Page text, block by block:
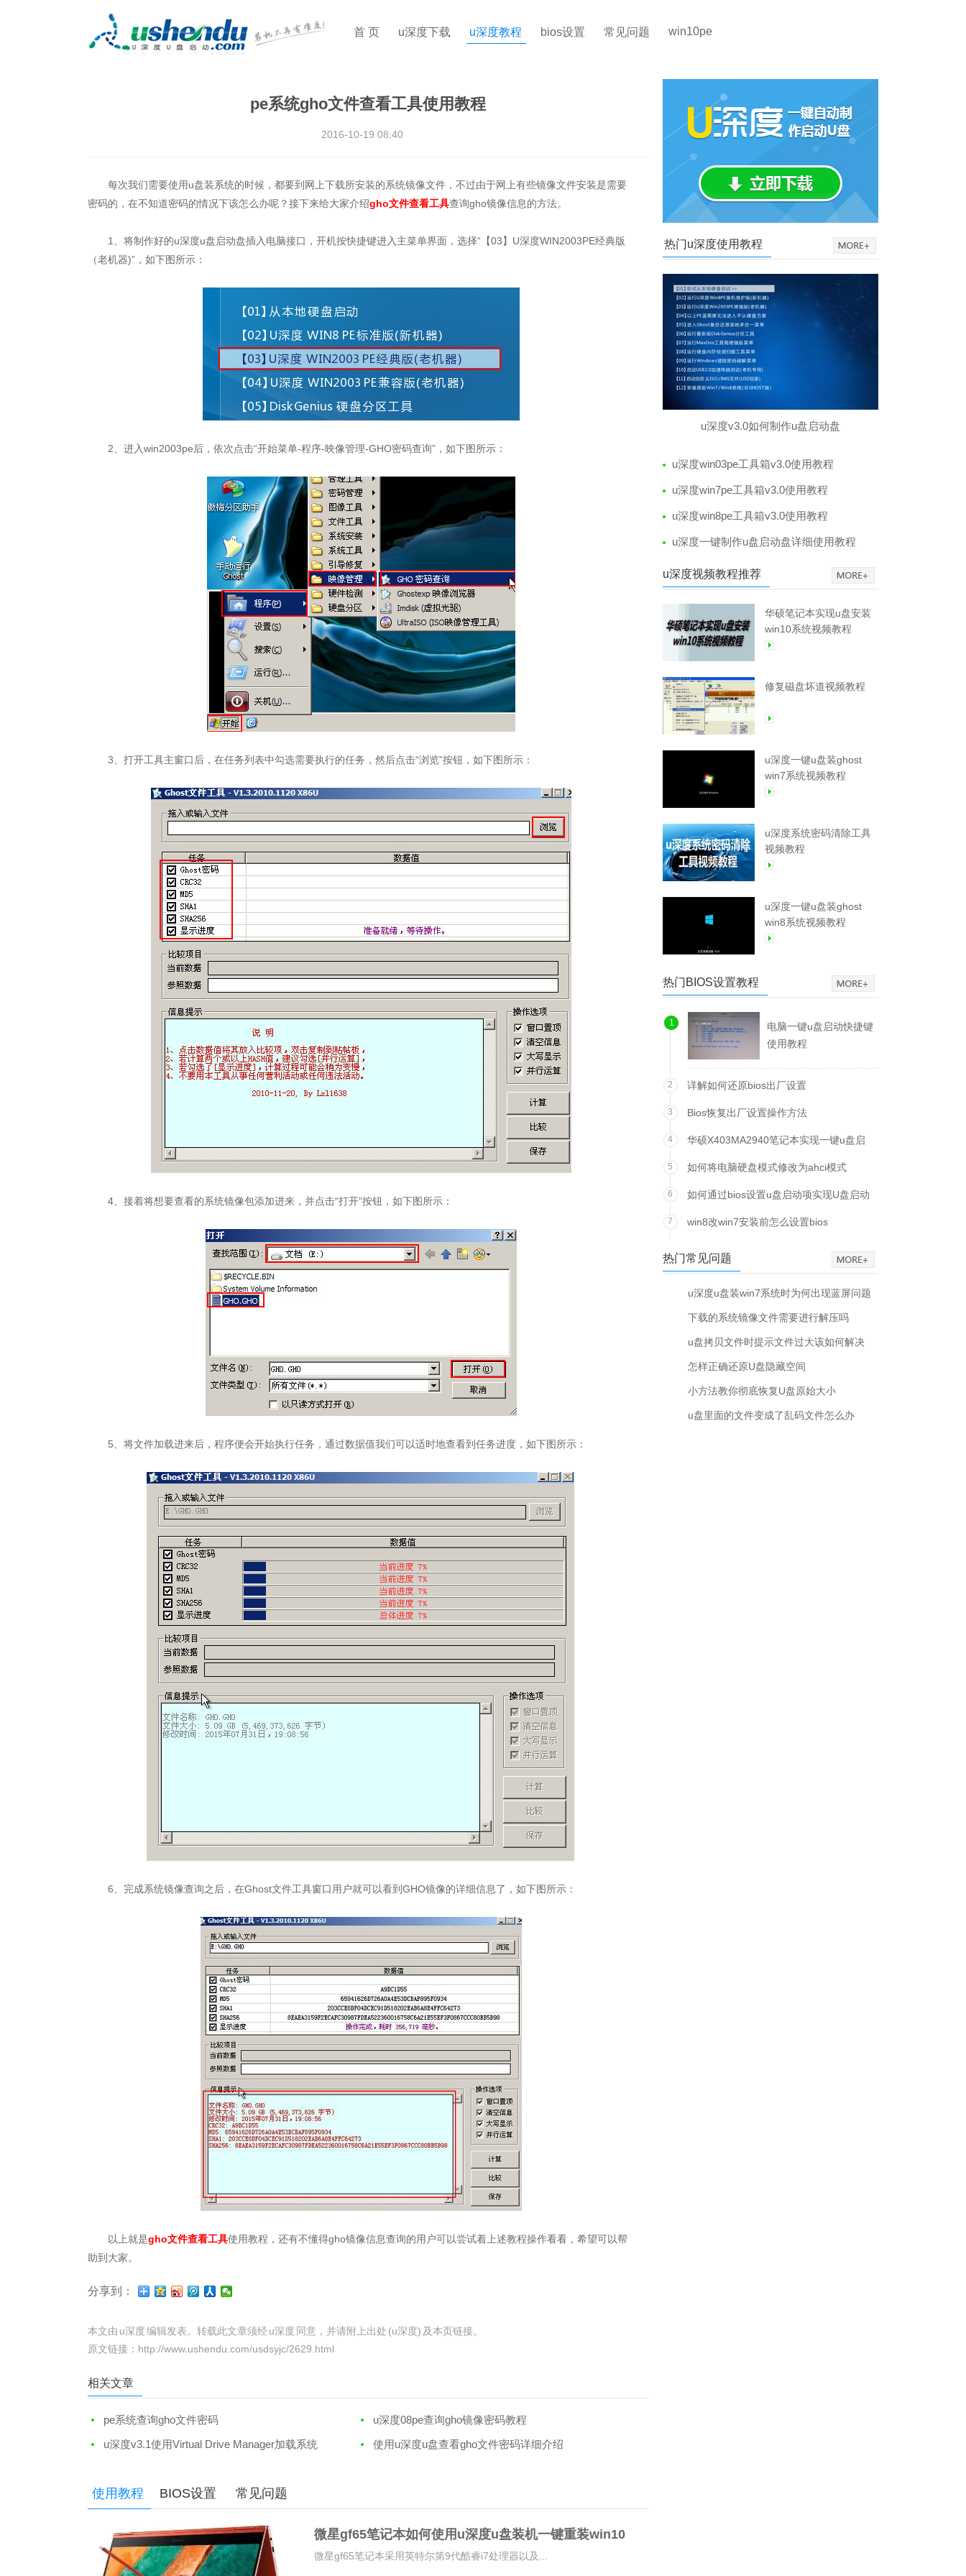
首 页 u深度下载 u深度教程 bios设置 常见问题 win10pe
pe系统gho文件查看工具使用教程
2016-10-19 08:40
每次我们需要使用u盘装系统的时候，都要到网上下载所安装的系统镜像文件，不过由于网上有些镜像文件安装是需要
密码的，在不知道密码的情况下该怎么办呢？接下来给大家介绍gho文件查看工具查询gho镜像信息的方法。
1、将制作好的u深度u盘启动盘插入电脑接口，开机按快捷键进入主菜单界面，选择“【03】U深度WIN2003PE经典版
（老机器)”，如下图所示：
2、进入win2003pe后，依次点击“开始菜单-程序-映像管理-GHO密码查询”，如下图所示：
3、打开工具主窗口后，在任务列表中勾选需要执行的任务，然后点击“浏览”按钮，如下图所示：
4、接着将想要查看的系统镜像包添加进来，并点击“打开”按钮，如下图所示：
5、将文件加载进来后，程序便会开始执行任务，通过数据值我们可以适时地查看到任务进度，如下图所示：
6、完成系统镜像查询之后，在Ghost文件工具窗口用户就可以看到GHO镜像的详细信息了，如下图所示：
以上就是gho文件查看工具使用教程，还有不懂得gho镜像信息查询的用户可以尝试着上述教程操作看看，希望可以帮
助到大家。
分享到：
本文由 u深度编辑发表。转载此文章须经u深度 同意，并请附上出处 (u深度) 及本页链接。
原文链接： http://www.ushendu.com/usdsyjc/2629.html
相关文章
pe系统查询gho文件密码
u深度08pe查询gho镜像密码教程
u深度v3.1使用Virtual Drive Manager加载系统
使用u深度u盘查看gho文件密码详细介绍
使用教程 BIOS设置 常见问题
微星gf65笔记本如何使用u深度u盘装机一键重装win10
系统
微星gf65笔记本采用英特尔第9代酷睿i7处理器以及...
热门u深度使用教程
u深度v3.0如何制作u盘启动盘
u深度win03pe工具箱v3.0使用教程
u深度win7pe工具箱v3.0使用教程
u深度win8pe工具箱v3.0使用教程
u深度一键制作u盘启动盘详细使用教程
u深度视频教程推荐
华硕笔记本实现u盘安装
win10系统视频教程
修复磁盘坏道视频教程
u深度一键u盘装ghost
win7系统视频教程
u深度系统密码清除工具
视频教程
u深度一键u盘装ghost
win8系统视频教程
热门BIOS设置教程
1
电脑一键u盘启动快捷键
使用教程
2 详解如何还原bios出厂设置
3 Bios恢复出厂设置操作方法
4
华硕X403MA2940笔记本实现一键u盘启
动方法
5 如何将电脑硬盘模式修改为ahci模式
6 如何通过bios设置u盘启动项实现U盘启动
7 win8改win7安装前怎么设置bios
热门常见问题
u深度u盘装win7系统时为何出现蓝屏问题
下载的系统镜像文件需要进行解压吗
u盘拷贝文件时提示文件过大该如何解决
怎样正确还原U盘隐藏空间
小方法教你彻底恢复U盘原始大小
u盘里面的文件变成了乱码文件怎么办